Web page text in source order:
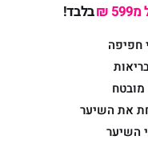
₪ בלבד!
חפיפה
את השיער
השיער